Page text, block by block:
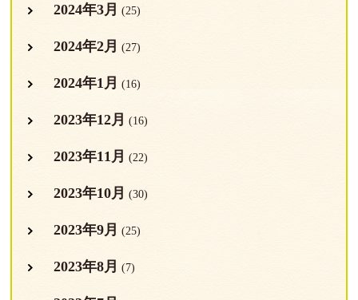
2024年3月 (25)
2024年2月 (27)
2024年1月 (16)
2023年12月 (16)
2023年11月 (22)
2023年10月 (30)
2023年9月 (25)
2023年8月 (7)